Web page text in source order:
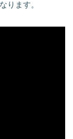
ります。